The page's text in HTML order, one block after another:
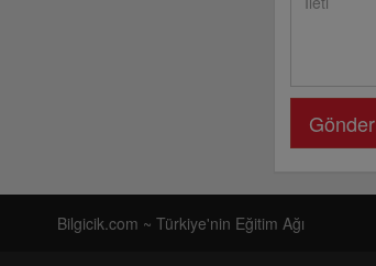
Gönder
Bilgicik.com ~ Türkiye'nin Eğitim Ağı